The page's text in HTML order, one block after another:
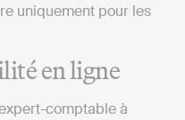
uniquement pour les
en ligne
comptable à